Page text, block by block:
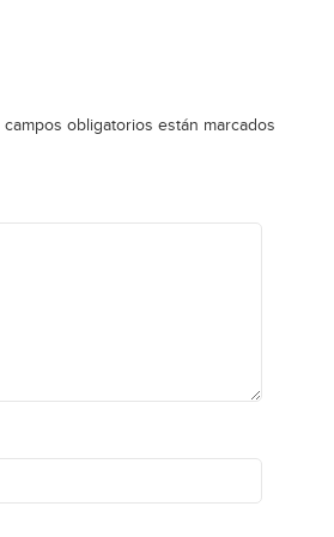
campos obligatorios están marcados